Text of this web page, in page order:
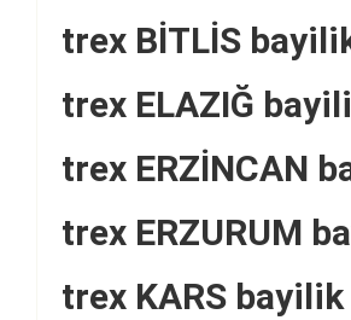
trex BİTLİS
trex ELAZIĞ
trex ERZİNCAN
trex ERZURUM
trex KARS bayilik